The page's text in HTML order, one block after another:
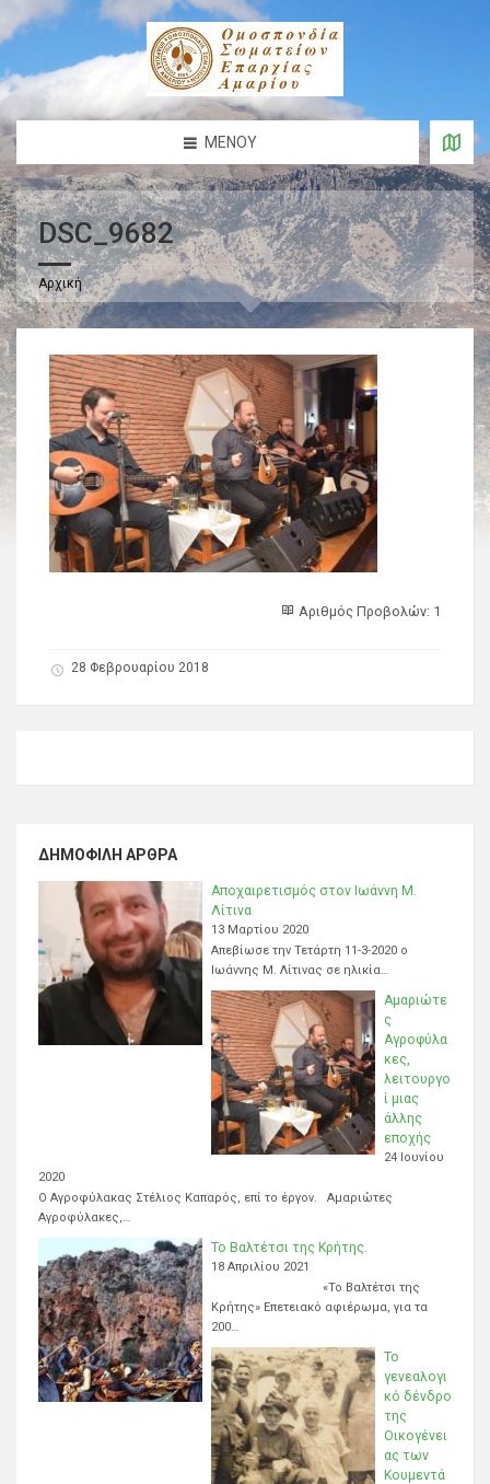
ΜΕΝΟΎ
DSC_9682
Αρχική
Αριθμός Προβολών: 1
28 Φεβρουαρίου 2018
ΔΗΜΟΦΙΛΉ ΆΡΘΡΑ
Αποχαιρετισμός στον Ιωάννη Μ.
Λίτινα
13 Μαρτίου 2020
Απεβίωσε την Τετάρτη 11-3-2020 ο
Ιωάννης Μ. Λίτινας σε ηλικία…
Αμαριώτε
ς
Αγροφύλα
κες,
λειτουργο
ί μιας
άλλης
εποχής
24 Ιουνίου
2020
Ο Αγροφύλακας Στέλιος Καπαρός, επί το έργον. Αμαριώτες
Αγροφύλακες,…
Το Βαλτέτσι της Κρήτης.
18 Απριλίου 2021
«Το Βαλτέτσι της
Κρήτης» Επετειακό αφιέρωμα, για τα
200…
Το
γενεαλογι
κό δένδρο
της
Οικογένει
ας των
Κουμεντά